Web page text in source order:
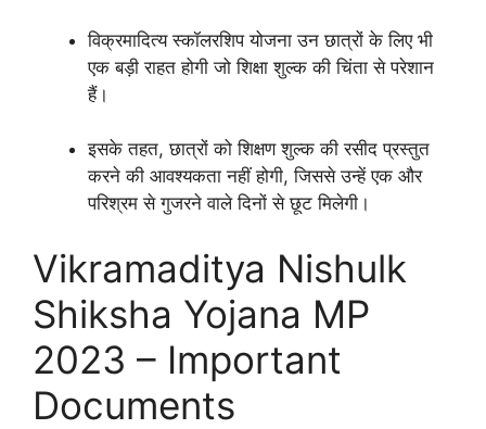
विक्रमादित्य स्कॉलरशिप योजना उन छात्रों के लिए भी
एक बड़ी राहत होगी जो शिक्षा शुल्क की चिंता से परेशान
हैं।
इसके तहत, छात्रों को शिक्षण शुल्क की रसीद प्रस्तुत
करने की आवश्यकता नहीं होगी, जिससे उन्हें एक और
परिश्रम से गुजरने वाले दिनों से छूट मिलेगी।
Vikramaditya Nishulk
Shiksha Yojana MP
2023 – Important
Documents